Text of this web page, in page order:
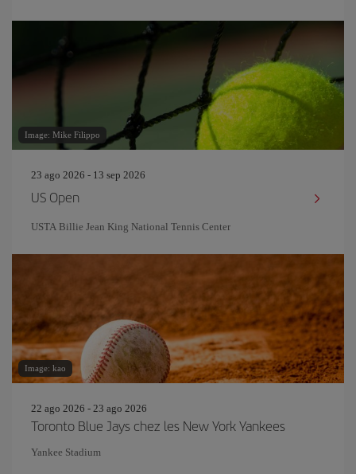
Image: Mike Filippo
23 ago 2026 - 13 sep 2026
US Open
USTA Billie Jean King National Tennis Center
Image: kao
22 ago 2026 - 23 ago 2026
Toronto Blue Jays chez les New York Yankees
Yankee Stadium